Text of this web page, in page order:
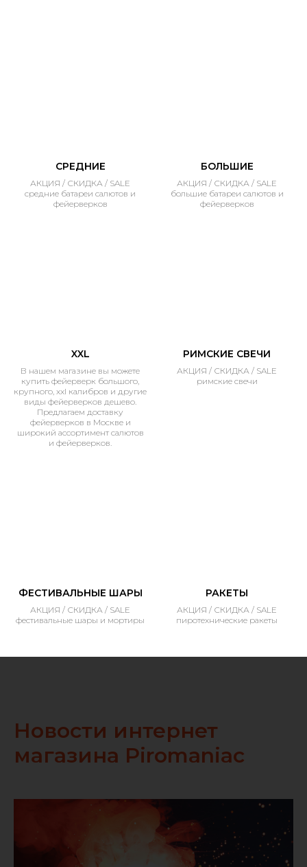
СРЕДНИЕ
АКЦИЯ / СКИДКА / SALE
средние батареи салютов и
фейерверков
БОЛЬШИЕ
АКЦИЯ / СКИДКА / SALE
большие батареи салютов и
фейерверков
XXL
В нашем магазине вы можете
купить фейерверк большого,
крупного, xxl калибров и другие
виды фейерверков дешево.
Предлагаем доставку
фейерверков в Москве и
широкий ассортимент салютов
и фейерверков.
РИМСКИЕ СВЕЧИ
АКЦИЯ / СКИДКА / SALE
римские свечи
ФЕСТИВАЛЬНЫЕ ШАРЫ
АКЦИЯ / СКИДКА / SALE
фестивальные шары и мортиры
РАКЕТЫ
АКЦИЯ / СКИДКА / SALE
пиротехнические ракеты
Новости интернет
магазина Piromaniac